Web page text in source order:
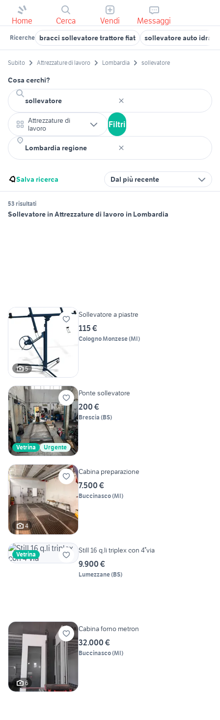
Home Cerca Vendi Messaggi
Ricerche bracci sollevatore trattore fiat sollevatore auto
Subito Attrezzature di lavoro Lombardia sollevatore
Cosa cerchi?
Attrezzature di
lavoro
Filtri
Salva ricerca Dal più recente
53 risultati
Sollevatore in Attrezzature di lavoro in Lombardia
5
Sollevatore a piastre
115 €
Cologno Monzese(MI)
Vetrina Urgente
Ponte sollevatore
200 €
Brescia (BS)
4
Cabina preparazione
7.500 €
Buccinasco(MI)
Vetrina Still 16 q.li triplex con 4°via
9.900 €
Lumezzane(BS)
6
Cabina forno metron
32.000 €
Buccinasco(MI)